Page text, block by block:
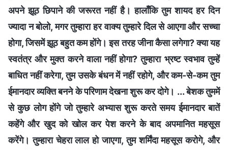
अपने झूठ छिपाने की जरूरत नहीं है। हालाँकि तुम शायद हर दिन
ज्यादा न बोलो, मगर तुम्हारा हर वाक्य तुम्हारे दिल से आएगा और सच्चा
होगा, जिसमें झूठ बहुत कम होंगे। इस तरह जीना कैसा लगेगा? क्या यह
स्वतंत्र और मुक्त करने वाला नहीं होगा? तुम्हारा भ्रष्ट स्वभाव तुम्हें
बाधित नहीं करेगा, तुम उसके बंधन में नहीं रहोगे, और कम-से-कम तुम
ईमानदार व्यक्ति बनने के परिणाम देखना शुरू कर दोगे। ... बेशक तुममें
से कुछ लोग होंगे जो तुम्हारे अभ्यास शुरू करते समय ईमानदार बातें
कहेंगे और खुद को खोल कर पेश करने के बाद अपमानित महसूस
करेंगे। तुम्हारा चेहरा लाल हो जाएगा, तुम शर्मिंदा महसूस करोगे, और